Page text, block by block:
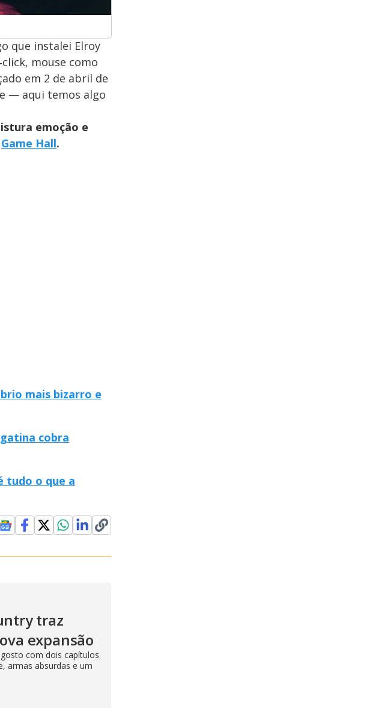
que instalei Elroy
mouse como
em 2 de abril de
— aqui temos algo
emoção e
Game Hall.
mais bizarro e
cobra
tudo o que a
traz
expansão
com dois capítulos
armas absurdas e um